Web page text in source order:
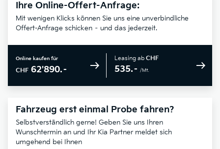
Ihre Online-Offert-Anfrage:
Mit wenigen Klicks können Sie uns eine unverbindliche
Offert-Anfrage schicken – und das jederzeit.
Online kaufen für
CHF 62'890.–
Leasing ab CHF
535.– /Mt.
Fahrzeug erst einmal Probe fahren?
Selbstverständlich gerne! Geben Sie uns Ihren
Wunschtermin an und Ihr Kia Partner meldet sich
umgehend bei Ihnen